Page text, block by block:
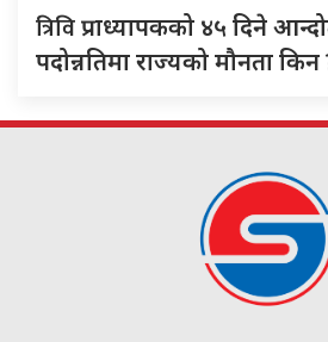
त्रिविप्राध्यापकको ४५ दिने
पदोन्नतिमा राज्यको मौनता किन